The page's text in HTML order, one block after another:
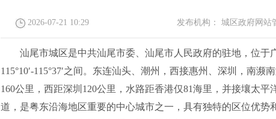
2026-07-21 10:29 发布机构： 城区政府网站
汕尾市城区是中共汕尾市委、汕尾市人民政府的驻地，位于广
115°10′-115°37′之间。东连汕头、潮州，西接惠州、深圳，南
160公里，西距深圳120公里，水路距香港仅81海里，并接壤太
道，是粤东沿海地区重要的中心城市之一，具有独特的区位优势